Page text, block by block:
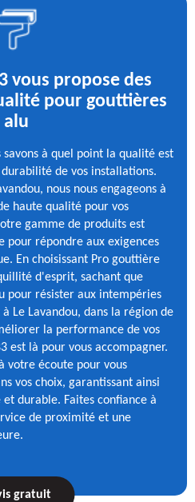
vous propose des
pour gouttières
alu
à quel point la qualité est
de vos installations.
nous nous engageons à
haute qualité pour vos
gamme de produits est
pour répondre aux exigences
En choisissant Pro gouttière
d'esprit, sachant que
pour résister aux intempéries
Le Lavandou, dans la région de
la performance de vos
est là pour vous accompagner.
votre écoute pour vous
vos choix, garantissant ainsi
durable. Faites confiance à
de proximité et une
gratuit